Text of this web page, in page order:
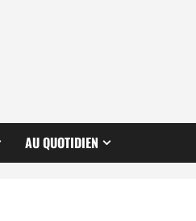
AU QUOTIDIEN